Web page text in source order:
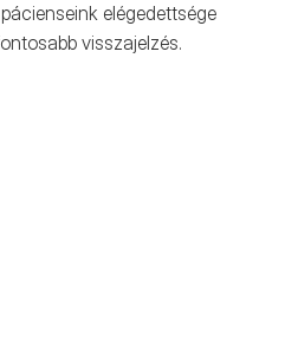
elégedettsége
visszajelzés.